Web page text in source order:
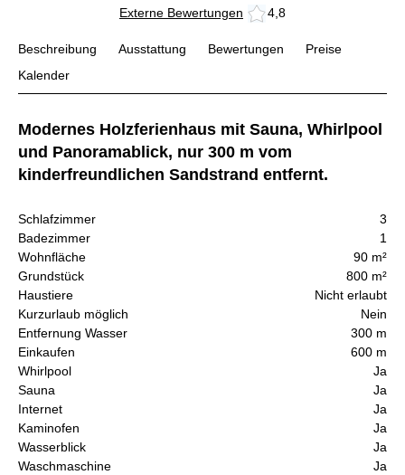
Externe Bewertungen 4,8
Beschreibung Ausstattung Bewertungen
Preise
Kalender
Modernes Holzferienhaus mit Sauna, Whirlpool
und Panoramablick, nur 300 m vom
kinderfreundlichen Sandstrand entfernt.
Schlafzimmer
3
Badezimmer
1
Wohnfläche
90 m²
Grundstück
800 m²
Haustiere
Nicht erlaubt
Kurzurlaub möglich
Nein
Entfernung Wasser
300 m
Einkaufen
600 m
Whirlpool
Ja
Sauna
Ja
Internet
Ja
Kaminofen
Ja
Wasserblick
Ja
Waschmaschine
Ja